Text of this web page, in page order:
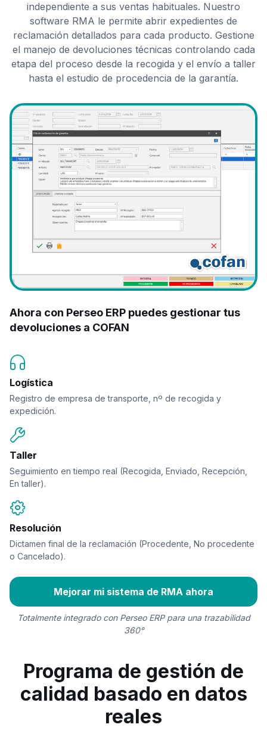
independiente a sus ventas habituales. Nuestro
software RMA le permite abrir expedientes de
reclamación detallados para cada producto. Gestione
el manejo de devoluciones técnicas controlando cada
etapa del proceso desde la recogida y el envío a taller
hasta el estudio de procedencia de la garantía.
Ahora con Perseo ERP puedes gestionar tus
devoluciones a COFAN
Logística
Registro de empresa de transporte, nº de recogida y
expedición.
Taller
Seguimiento en tiempo real (Recogida, Enviado, Recepción,
En taller).
Resolución
Dictamen final de la reclamación (Procedente, No procedente
o Cancelado).
Mejorar mi sistema de RMA ahora
Totalmente integrado con Perseo ERP para una trazabilidad
360°
Programa de gestión de
calidad basado en datos
reales